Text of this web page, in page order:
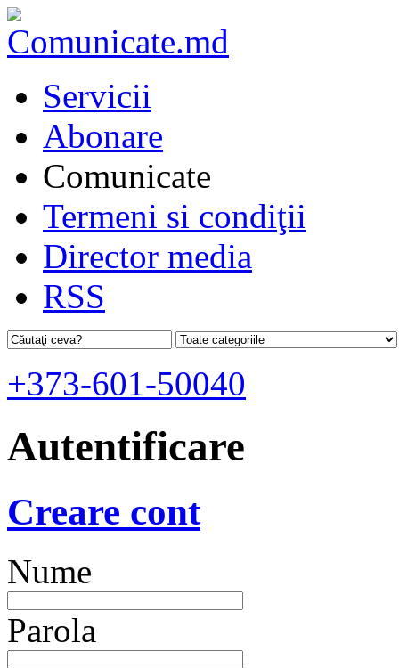
Servicii
Abonare
Comunicate
Termeni si condiţii
Director media
RSS
+373-601-50040
Autentificare
Creare cont
Nume
Parola